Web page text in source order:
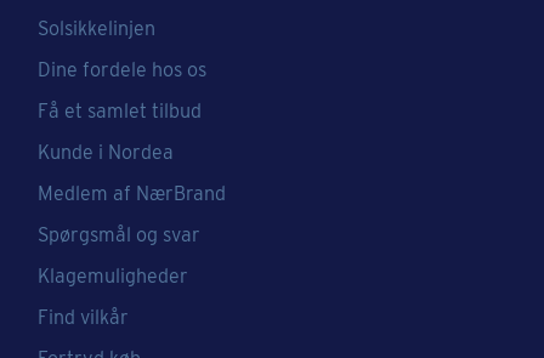
Solsikkelinjen
Dine fordele hos os
Få et samlet tilbud
Kunde i Nordea
Medlem af NærBrand
Spørgsmål og svar
Klagemuligheder
Find vilkår